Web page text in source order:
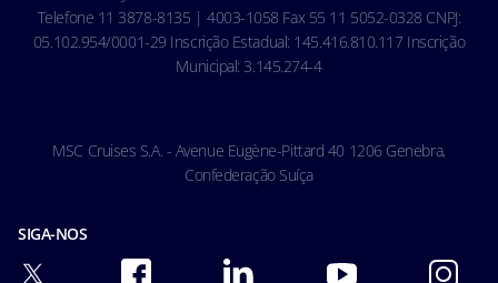
Telefone 11 3878-8135 | 4003-1058 Fax 55 11 5052-0328 CNPJ:
05.102.954/0001-29 Inscrição Estadual: 145.416.810.117 Inscrição
Municipal: 3.145.274-4
MSC Cruises S.A. - Avenue Eugène-Pittard 40 1206 Genebra,
Confederação Suíça
SIGA-NOS